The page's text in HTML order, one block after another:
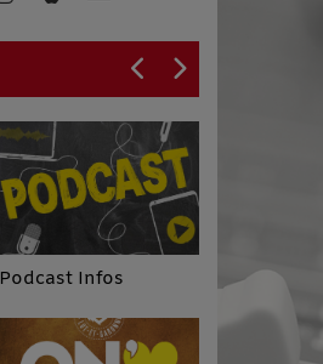
Podcast Infos